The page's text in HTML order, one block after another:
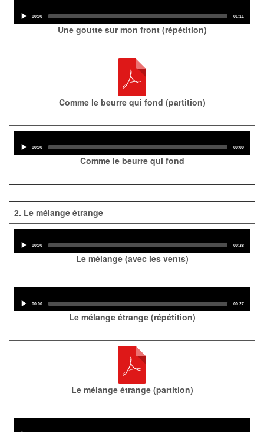
Player
Current
00:00
Total
01:11
Une goutte sur mon front (répétition)
Comme le beurre qui fond (partition)
Player
Current
00:00
Total
00:00
Comme le beurre qui fond
2. Le mélange étrange
Player
Current
00:00
Total
00:38
Le mélange (avec les vents)
Player
Current
00:00
Total
00:27
Le mélange étrange (répétition)
Le mélange étrange (partition)